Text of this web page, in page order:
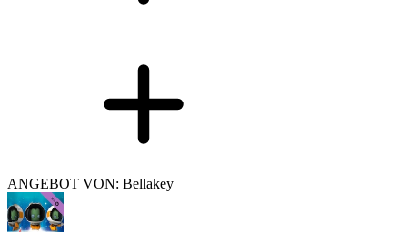
ANGEBOT VON: Bellakey